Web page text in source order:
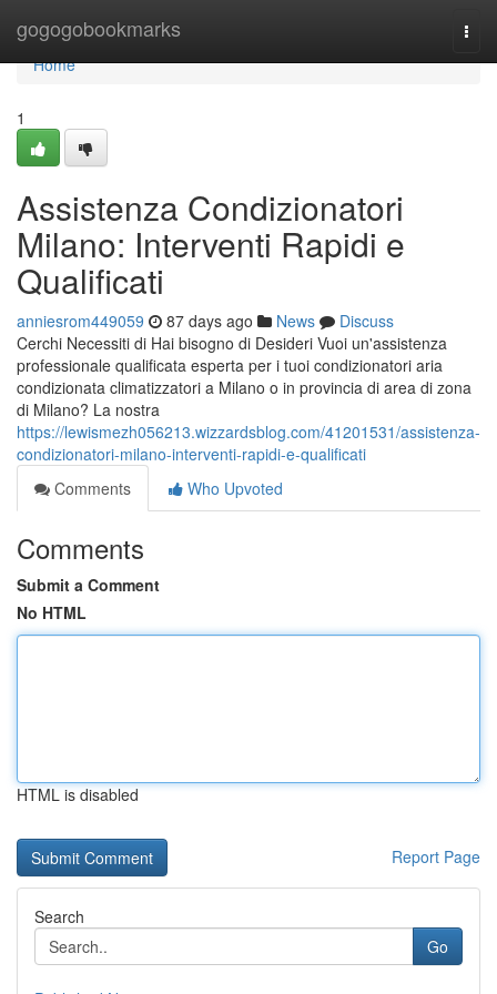
gogogobookmarks
Home
Home
1
Assistenza Condizionatori
Milano: Interventi Rapidi e
Qualificati
anniesrom449059 87 days ago News
Discuss
Cerchi Necessiti di Hai bisogno di Desideri Vuoi un'assistenza
professionale qualificata esperta per i tuoi condizionatori aria
condizionata climatizzatori a Milano o in provincia di area di zona
di Milano? La nostra
https://lewismezh056213.wizzardsblog.com/41201531/assistenza-
condizionatori-milano-interventi-rapidi-e-qualificati
Comments
Who Upvoted
Comments
Submit a Comment
No HTML
HTML is disabled
Report Page
Search
Go